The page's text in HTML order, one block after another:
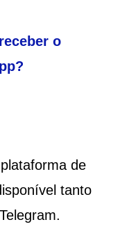
o
de
tanto